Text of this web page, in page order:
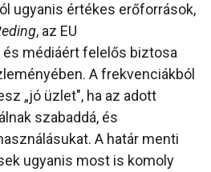
ugyanis értékes erőforrások,
, az EU
médiáért felelős biztosa
A frekvenciákból
„jó üzlet", ha az adott
szabaddá, és
A határ menti
ugyanis most is komoly